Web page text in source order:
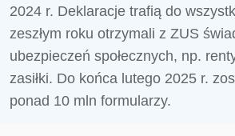
2024 r. Deklaracje trafią do
zeszłym roku otrzymali z ZUS
ubezpieczeń społecznych, np.
zasiłki. Do końca lutego 2025 r.
ponad 10 mln formularzy.